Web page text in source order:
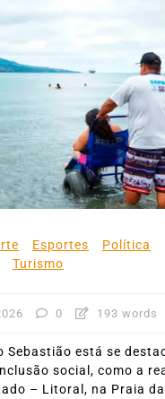
Esportes
Política
Turismo
0 193 words
Sebastião está se
social, como a
– Litoral, na Praia